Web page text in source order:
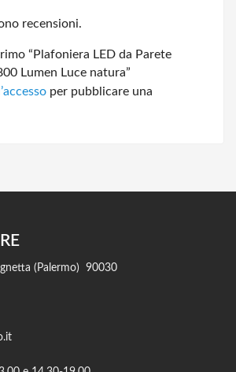
recensioni.
“Plafoniera LED da Parete
Lumen Luce natura”
per pubblicare una
(Palermo) 90030